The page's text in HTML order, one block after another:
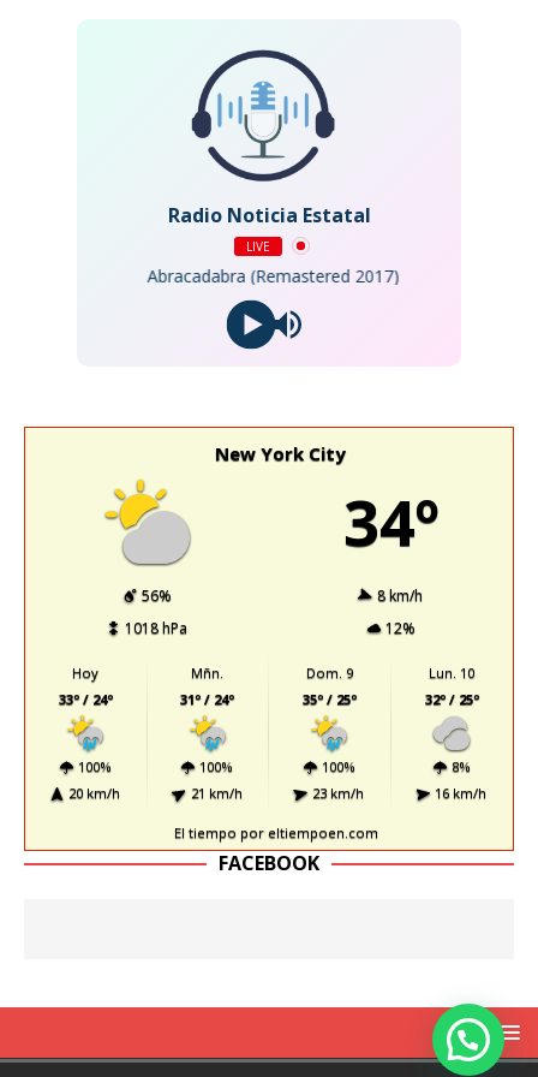
Radio Noticia Estatal
LIVE
Abracadabra (Remastered 2017)
New York City
34º
56%
8 km/h
1018 hPa
12%
Hoy
33º / 24º
100%
20 km/h
Mñn.
31º / 24º
100%
21 km/h
Dom. 9
35º / 25º
100%
23 km/h
Lun. 10
32º / 25º
8%
16 km/h
El tiempo por eltiempoen.com
FACEBOOK